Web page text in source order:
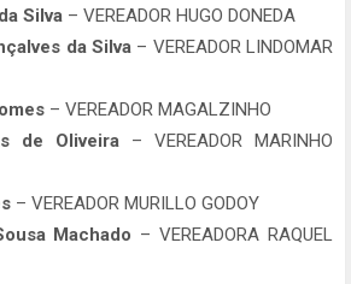
Silva – VEREADOR HUGO DONEDA
da Silva– VEREADOR LINDOMAR
– VEREADOR MAGALZINHO
de Oliveira – VEREADOR MARINHO
– VEREADOR MURILLO GODOY
Machado – VEREADORA RAQUEL